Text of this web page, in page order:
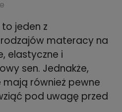
jeden z
materacy na
elastyczne i
sen. Jednakże,
również pewne
pod uwagę przed